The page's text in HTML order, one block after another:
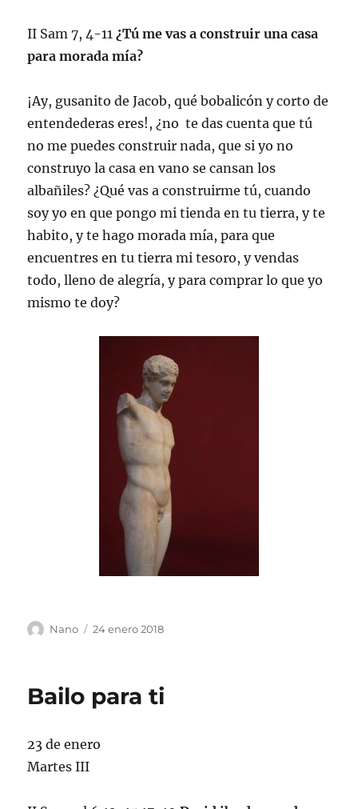
II Sam 7, 4-11¿Tú me vas a construir una casa
para morada mía?
¡Ay, gusanito de Jacob, qué bobalicón y corto de
entendederas eres!, ¿no te das cuenta que tú
no me puedes construir nada, que si yo no
construyo la casa en vano se cansan los
albañiles? ¿Qué vas a construirme tú, cuando
soy yo en que pongo mi tienda en tu tierra, y te
habito, y te hago morada mía, para que
encuentres en tu tierra mi tesoro, y vendas
todo, lleno de alegría, y para comprar lo que yo
mismo te doy?
Autor
Nano
Publicado
24 enero 2018
Bailo para ti
23 de enero
Martes III